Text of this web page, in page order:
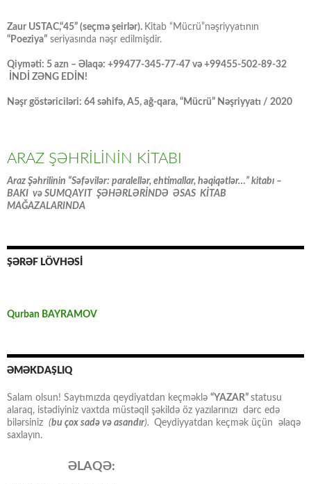
Zaur USTAC,“45” (seçmə şeirlər). Kitab “Mücrü”nəşriyyatının
“Poeziya” seriyasında nəşr edilmişdir.
Qiyməti: 5 azn – Əlaqə: +99477-345-77-47 və +99455-502-89-32
İNDİ ZƏNG EDİN!
Nəşr göstəriciləri: 64 səhifə, A5, ağ-qara, “Mücrü” Nəşriyyatı / 2020
ARAZ ŞƏHRİLİNİN KİTABI
Araz Şəhrilinin “Səfəvilər: paralellər, ehtimallar, həqiqətlər…” kitabı –
BAKI və SUMQAYIT ŞƏHƏRLƏRİNDƏ ƏSAS KİTAB
MAĞAZALARINDA
ŞƏRƏF LÖVHƏSİ
Qurban BAYRAMOV
ƏMƏKDAŞLIQ
Salam olsun! Saytımızda qeydiyatdan keçməklə “YAZAR” statusu
alaraq, istədiyiniz vaxtda müstəqil şəkildə öz yazılarınızı dərc edə
bilərsiniz (bu çox sadə və asandır). Qeydiyyatdan keçmək üçün əlaqə
saxlayın.
ƏLAQƏ: